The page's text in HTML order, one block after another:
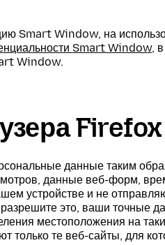
Smart Window, на
Smart Window,
Window.
данные таким
данные веб-форм,
устройстве и не
это, ваши точные
местоположения на
только те веб-сайты, для